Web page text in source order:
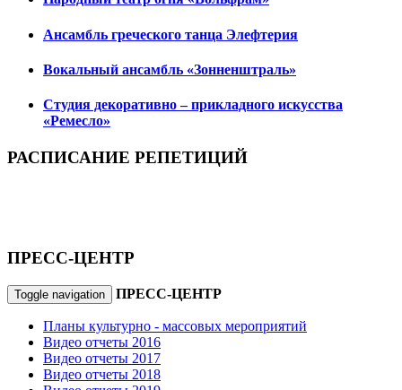
Ансамбль греческого танца Элефтерия
Вокальный ансамбль «Зонненштраль»
Студия декоративно – прикладного искусства
«Ремесло»
РАСПИСАНИЕ РЕПЕТИЦИЙ
ПРЕСС-ЦЕНТР
Toggle navigation ПРЕСС-ЦЕНТР
Планы культурно - массовых мероприятий
Видео отчеты 2016
Видео отчеты 2017
Видео отчеты 2018